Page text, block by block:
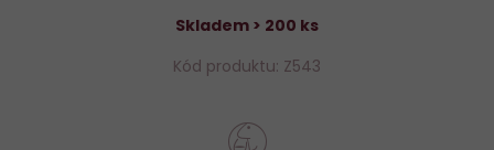
Skladem > 200 ks
Kód produktu: Z543